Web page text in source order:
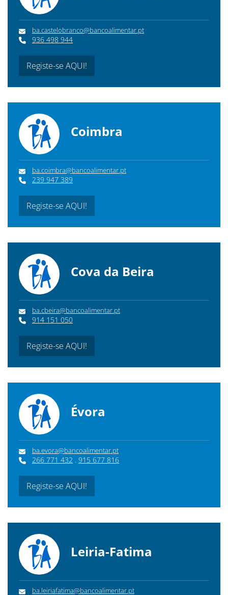
ba.castelobranco@bancoalimentar.pt
936 498 944
Registe-se AQUI!
Coimbra
ba.coimbra@bancoalimentar.pt
239 947 389
Registe-se AQUI!
Cova da Beira
ba.cbeira@bancoalimentar.pt
914 151 050
Registe-se AQUI!
Évora
ba.evora@bancoalimentar.pt
266 771 432 . 915 677 816
Registe-se AQUI!
Leiria-Fatima
ba.leiriafatima@bancoalimentar.pt